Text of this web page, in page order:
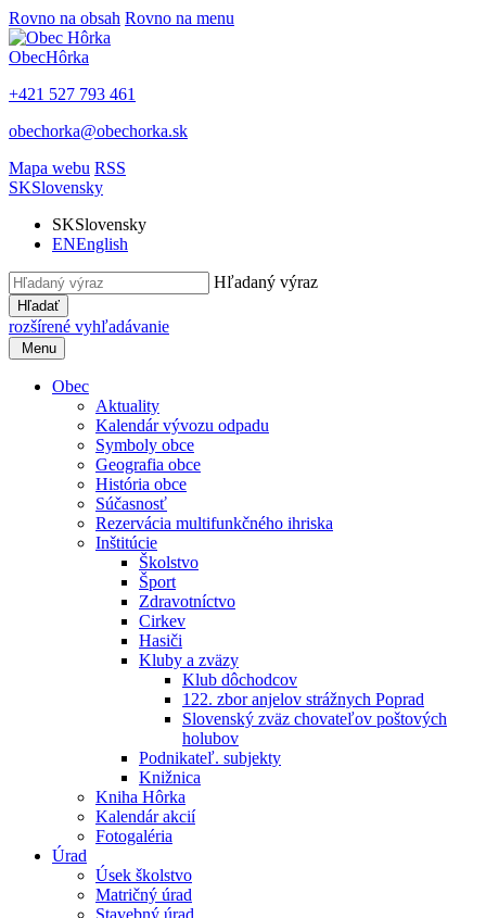
Rovno na obsah Rovno na menu
ObecHôrka
+421 527 793 461
obechorka@obechorka.sk
Mapa webu RSS
SKSlovensky
SKSlovensky
ENEnglish
Hľadaný výraz
Hľadať
rozšírené vyhľadávanie
Menu
Obec
Aktuality
Kalendár vývozu odpadu
Symboly obce
Geografia obce
História obce
Súčasnosť
Rezervácia multifunkčného ihriska
Inštitúcie
Školstvo
Šport
Zdravotníctvo
Cirkev
Hasiči
Kluby a zväzy
Klub dôchodcov
122. zbor anjelov strážnych Poprad
Slovenský zväz chovateľov poštových
holubov
Podnikateľ. subjekty
Knižnica
Kniha Hôrka
Kalendár akcií
Fotogaléria
Úrad
Úsek školstvo
Matričný úrad
Stavebný úrad